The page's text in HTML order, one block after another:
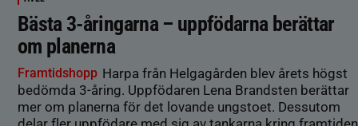
Bästa 3-åringarna – uppfödarna berättar
om planerna
Framtidshopp Harpa från Helgagården blev årets högst
bedömda 3-åring. Uppfödaren Lena Brandsten berättar
mer om planerna för det lovande ungstoet. Dessutom